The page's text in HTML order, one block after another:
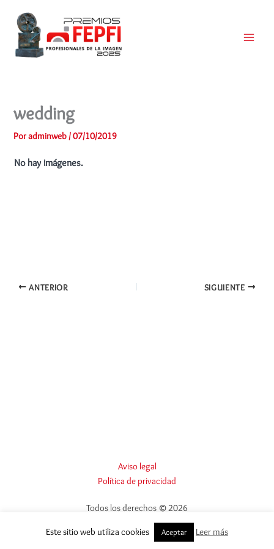
contenido
wedding
Poradminweb /07/10/2019
No hay imágenes.
ANTERIOR SIGUIENTE
Aviso legal
Política de privacidad
Todos los derechos © 2026
Este sitio web utiliza cookies Aceptar Leer más